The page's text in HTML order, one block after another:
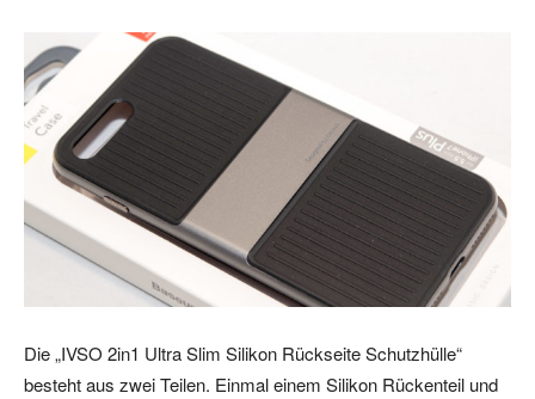
Die „IVSO 2in1 Ultra Slim Silikon Rückseite Schutzhülle“
besteht aus zwei Teilen. Einmal einem Silikon Rückenteil und